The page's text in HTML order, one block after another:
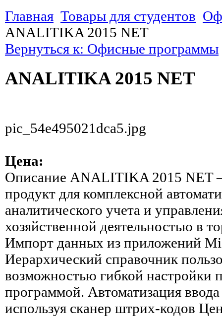
Главная Товары для студентов
ANALITIKA 2015 NET
Вернуться к: Офисные программы
ANALITIKA 2015 NET
pic_54e495021dca5.jpg
Цена:
Описание ANALITIKA 2015 NET
продукт для комплексной
аналитического учета и
хозяйственной деятельностью в
Импорт данных из приложений
Иерархический справочник
возможностью гибкой настройки
программой. Автоматизация
используя сканер штрих-кодов